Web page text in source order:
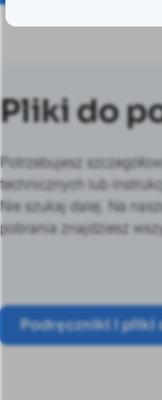
Pliki do
Potrzebujesz
technicznych lub
Nie szukaj dalej. Na
pobrania znajdziesz
Podręczniki i pliki